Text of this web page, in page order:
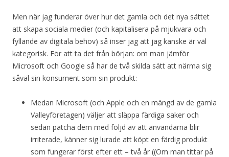
Men när jag funderar över hur det gamla och det nya sättet
att skapa sociala medier (och kapitalisera på mjukvara och
fyllande av digitala behov) så inser jag att jag kanske är väl
kategorisk. För att ta det från början: om man jämför
Microsoft och Google så har de två skilda sätt att närma sig
såväl sin konsument som sin produkt:
Medan Microsoft (och Apple och en mängd av de gamla
Valleyföretagen) väljer att släppa färdiga saker och
sedan patcha dem med följd av att användarna blir
irriterade, känner sig lurade att köpt en färdig produkt
som fungerar först efter ett – två år ((Om man tittar på